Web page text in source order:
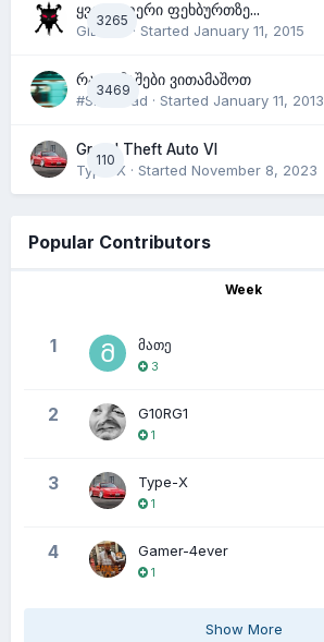
3265
ყველაფერი ფეხბურთზე...
GIBSON · Started January 11, 2015
3469
რა თამაშები ვითამაშოთ
#Skinhead · Started January 11, 2013
110
Grand Theft Auto VI
Type-X · Started November 8, 2023
Popular Contributors
Week
1 მათე
3
2 G10RG1
1
3 Type-X
1
4 Gamer-4ever
1
Show More